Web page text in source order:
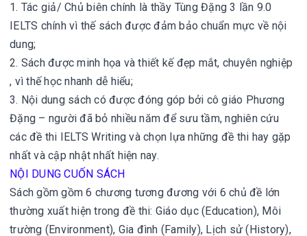
1. Tác giả/ Chủ biên chính là thầy Tùng Đặng 3 lần 9.0
IELTS chính vì thế sách được đảm bảo chuẩn mực về nội
dung;
2. Sách được minh họa và thiết kế đẹp mắt, chuyên nghiệp
, vì thế học nhanh dễ hiểu;
3. Nội dung sách có được đóng góp bởi cô giáo Phương
Đặng – người đã bỏ nhiều năm để sưu tầm, nghiên cứu
các đề thi IELTS Writing và chọn lựa những đề thi hay gặp
nhất và cập nhật nhất hiện nay.
NỘI DUNG CUỐN SÁCH
Sách gồm gồm 6 chương tương đương với 6 chủ đề lớn
thường xuất hiện trong đề thi: Giáo dục (Education), Môi
trường (Environment), Gia đình (Family), Lịch sử (History),